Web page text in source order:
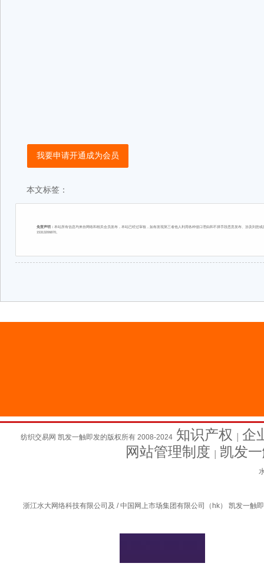
我要申请开通成为会员
本文标签：
免责声明： 本站所有信息均来自网络和相关会员发布，本站已经过审核，如有发现第三者他人利用各种借口理由和不择手段恶意发布、涉及到
15313206870。
纺织交易网 凯发一触即发的版权所有 2008-2024 知识产权
企
网站管理制度
凯发
浙江水大网络科技有限公司及 / 中国网上市场集团有限公司（hk） 凯发一触